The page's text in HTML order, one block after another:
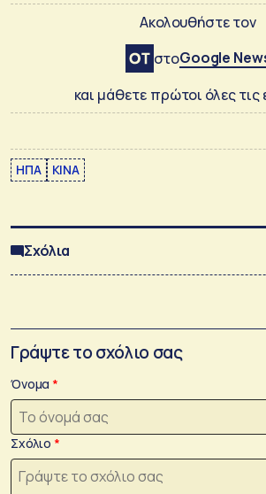
Ακολουθήστε τον
στοGoogle
και μάθετε πρώτοι όλες τις
ΗΠΑ ΚΙΝΑ
Σχόλια
Γράψτε το σχόλιο σας
Όνομα
Σχόλιο